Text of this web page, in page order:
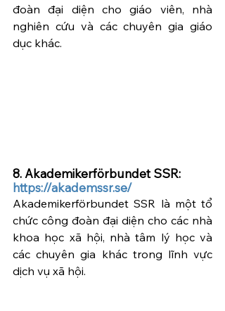
đoàn đại diện cho giáo viên, nhà
nghiên cứu và các chuyên gia giáo
dục khác.
8. Akademikerförbundet SSR:
https://akademssr.se/
Akademikerförbundet SSR là một tổ
chức công đoàn đại diện cho các nhà
khoa học xã hội, nhà tâm lý học và
các chuyên gia khác trong lĩnh vực
dịch vụ xã hội.